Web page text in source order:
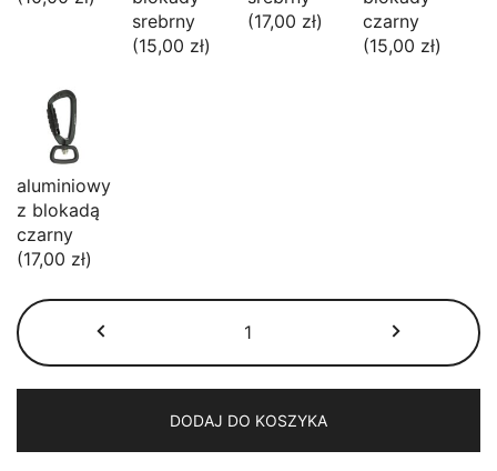
srebrny
(15,00 zł)
(17,00 zł)
czarny
(15,00 zł)
aluminiowy
z blokadą
czarny
(17,00 zł)
Rączka
BioThane®
z
karabińczykiem
–
jasnobrązowa
DODAJ DO KOSZYKA